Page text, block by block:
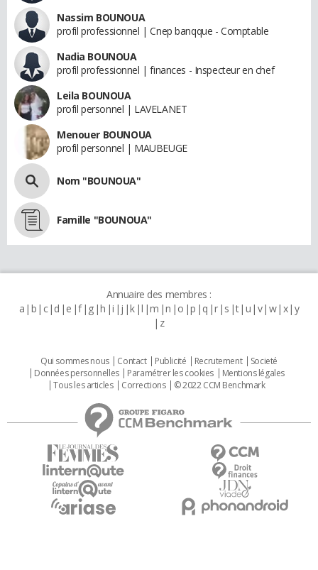
Nassim BOUNOUA
profil professionnel | Cnep banqque - Comptable
Nadia BOUNOUA
profil professionnel | finances - Inspecteur en chef
Leila BOUNOUA
profil personnel | LAVELANET
Menouer BOUNOUA
profil personnel | MAUBEUGE
Nom "BOUNOUA"
Famille "BOUNOUA"
Annuaire des membres :
a b c d e f g h i j k l m n o p q r s t u v w x y
z
Qui sommes nous Contact Publicité Recrutement
Societé
Données personnelles
Paramétrer les cookies
Mentions légales
Tous les articles
Corrections © 2022 CCM Benchmark